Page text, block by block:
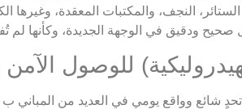
الستائر، النجف، والمكتبات المعقدة،
صحيح ودقيق في الوجهة الجديدة، وكأنها لم
تحدٍ شائع وواقع يومي في العديد من